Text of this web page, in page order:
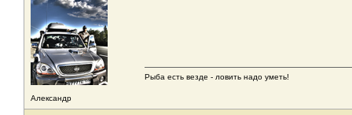
Александр
Рыба есть везде - ловить надо уметь!